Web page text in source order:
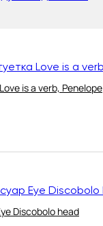
is a verb, Penelope
Discobolo head